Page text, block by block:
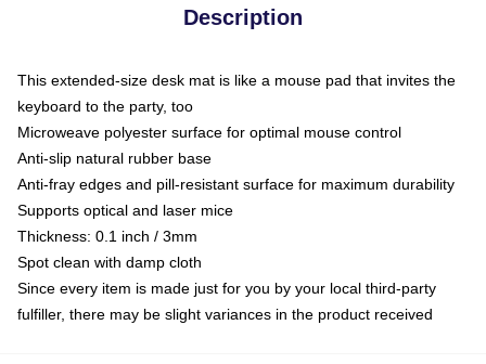
Description
This extended-size desk mat is like a mouse pad that invites the
keyboard to the party, too
Microweave polyester surface for optimal mouse control
Anti-slip natural rubber base
Anti-fray edges and pill-resistant surface for maximum durability
Supports optical and laser mice
Thickness: 0.1 inch / 3mm
Spot clean with damp cloth
Since every item is made just for you by your local third-party
fulfiller, there may be slight variances in the product received